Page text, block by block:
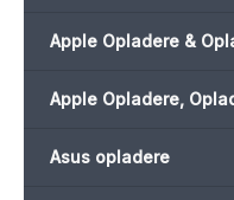
Apple Opladere &
Apple Opladere,
Asus opladere